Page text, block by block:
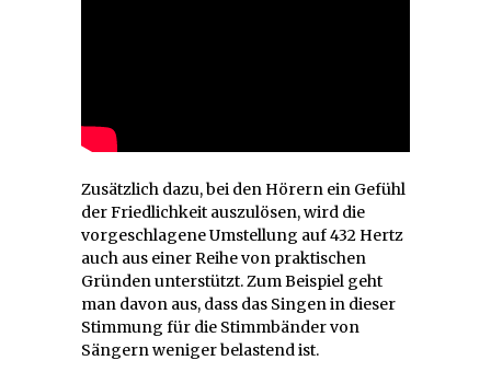
Zusätzlich dazu, bei den Hörern ein Gefühl
der Friedlichkeit auszulösen, wird die
vorgeschlagene Umstellung auf 432 Hertz
auch aus einer Reihe von praktischen
Gründen unterstützt. Zum Beispiel geht
man davon aus, dass das Singen in dieser
Stimmung für die Stimmbänder von
Sängern weniger belastend ist.